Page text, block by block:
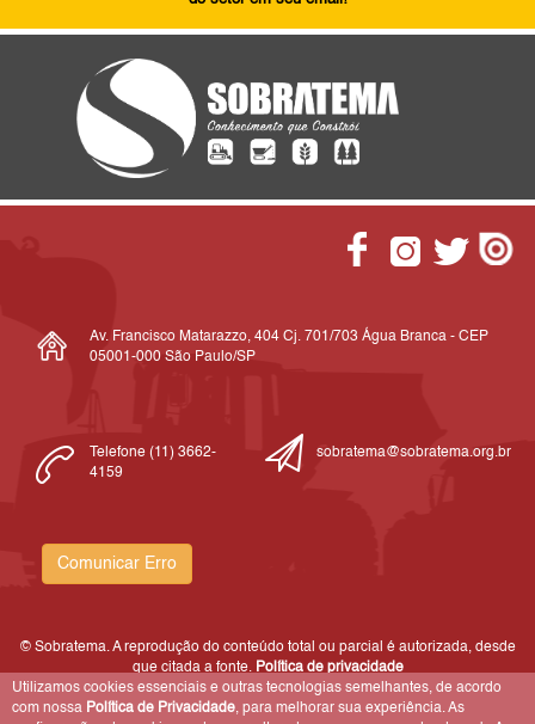
Av. Francisco Matarazzo, 404 Cj. 701/703 Água Branca - CEP
05001-000 São Paulo/SP
Telefone (11) 3662-
4159
sobratema@sobratema.org.br
Comunicar Erro
© Sobratema. A reprodução do conteúdo total ou parcial é autorizada, desde
que citada a fonte. Política de privacidade
Utilizamos cookies essenciais e outras tecnologias semelhantes, de acordo
com nossa Política de Privacidade, para melhorar sua experiência. As